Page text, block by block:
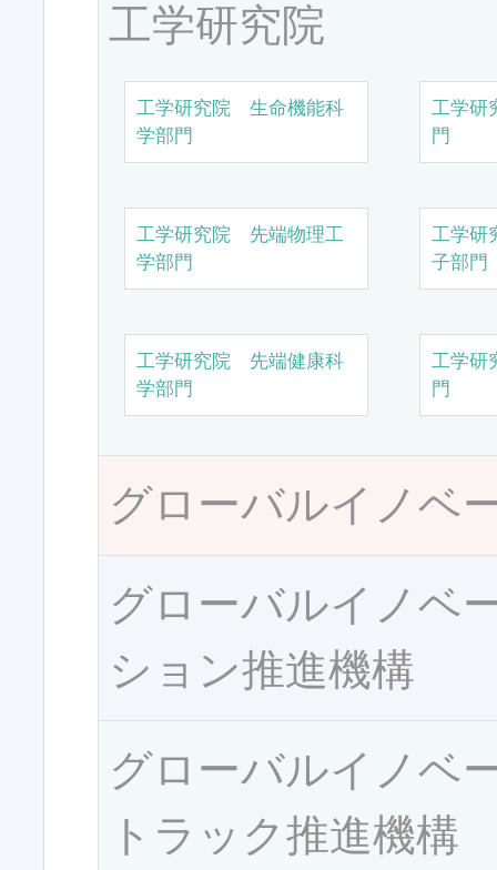
工学研究院
工学研究院 生命機能科
学部門
工学研
門
工学研究院 先端物理工
学部門
工学研
子部門
工学研究院 先端健康科
学部門
工学研
門
グローバルイノベ
グローバルイノベ
ション推進機構
グローバルイノベ
トラック推進機構